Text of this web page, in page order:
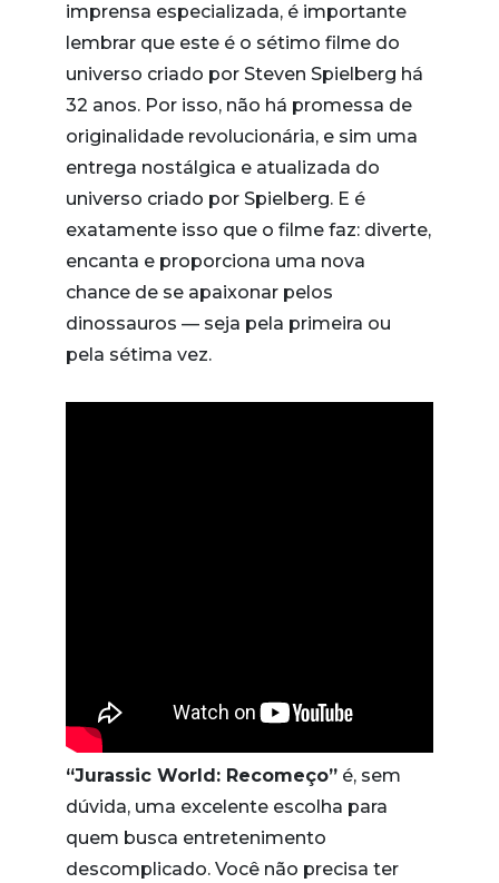
imprensa especializada, é importante
lembrar que este é o sétimo filme do
universo criado por Steven Spielberg há
32 anos. Por isso, não há promessa de
originalidade revolucionária, e sim uma
entrega nostálgica e atualizada do
universo criado por Spielberg. E é
exatamente isso que o filme faz: diverte,
encanta e proporciona uma nova
chance de se apaixonar pelos
dinossauros — seja pela primeira ou
pela sétima vez.
“Jurassic World: Recomeço” é, sem
dúvida, uma excelente escolha para
quem busca entretenimento
descomplicado. Você não precisa ter